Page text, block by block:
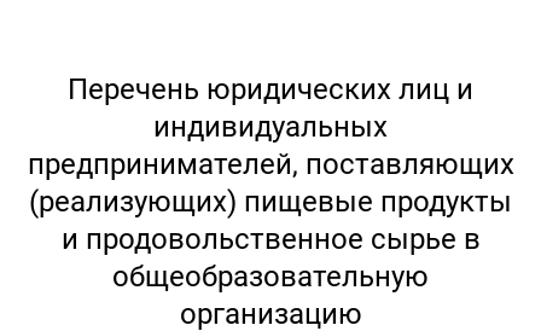
Перечень юридических лиц и
индивидуальных
предпринимателей, поставляющих
(реализующих) пищевые продукты
и продовольственное сырье в
общеобразовательную
организацию